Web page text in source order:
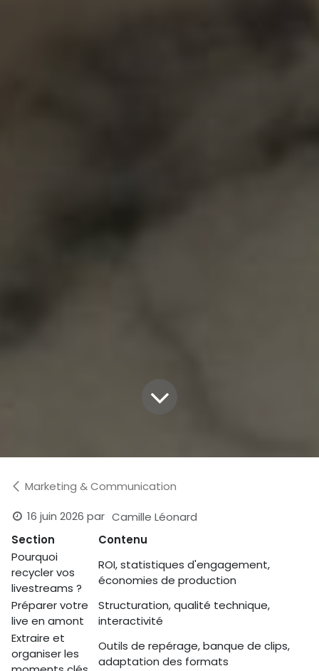
Marketing & Communication
16 juin 2026 par Camille Léonard
Section
Contenu
Pourquoi
recycler vos
livestreams ?
ROI, statistiques d'engagement,
économies de production
Préparer votre
live en amont
Structuration, qualité technique,
interactivité
Extraire et
organiser les
Outils de repérage, banque de clips,
adaptation des formats